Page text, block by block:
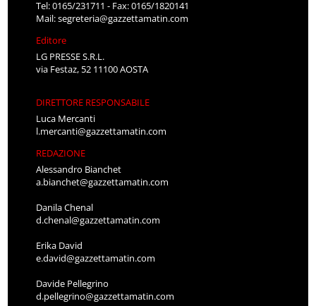
Tel: 0165/231711 - Fax: 0165/1820141
Mail:segreteria@gazzettamatin.com
Editore
LG PRESSE S.R.L.
via Festaz, 52 11100 AOSTA
DIRETTORE RESPONSABILE
Luca Mercanti
l.mercanti@gazzettamatin.com
REDAZIONE
Alessandro Bianchet
a.bianchet@gazzettamatin.com
Danila Chenal
d.chenal@gazzettamatin.com
Erika David
e.david@gazzettamatin.com
Davide Pellegrino
d.pellegrino@gazzettamatin.com